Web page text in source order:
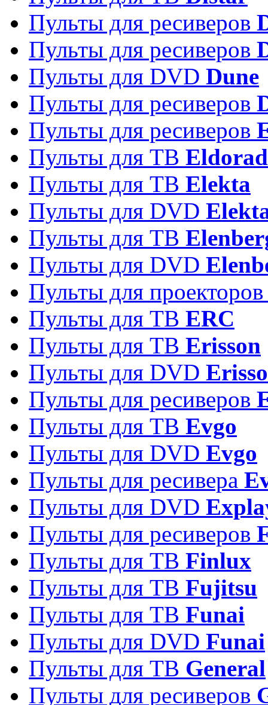
Пульты для ресиверов
Пульты для ресиверов
Пульты для DVD Dune
Пульты для ресиверов
Пульты для ресиверов
Пульты для ТВ
Пульты для ТВ Elekta
Пульты для DVD
Пульты для ТВ
Пульты для DVD
Пульты для
Пульты для ТВ ERC
Пульты для ТВ Erisson
Пульты для DVD
Пульты для ресиверов
Пульты для ТВ Evgo
Пульты для DVD Evgo
Пульты для ресивера
Пульты для DVD
Пульты для ресиверов
Пульты для ТВ Finlux
Пульты для ТВ Fujitsu
Пульты для ТВ Funai
Пульты для DVD Funai
Пульты для ТВ General
Пульты для ресиверов